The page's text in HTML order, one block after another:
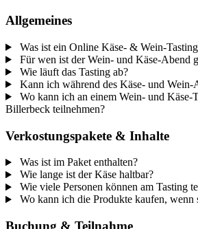
Allgemeines
Was ist ein Online Käse- & Wein-
Für wen ist der Wein- und Käse-Abend
Wie läuft das Tasting ab?
Kann ich während des Käse- und Wein-
Wo kann ich an einem Wein- und Käse-
Billerbeck teilnehmen?
Verkostungspakete & Inhalte
Was ist im Paket enthalten?
Wie lange ist der Käse haltbar?
Wie viele Personen können am Tasting
Wo kann ich die Produkte kaufen, wenn
Buchung & Teilnahme